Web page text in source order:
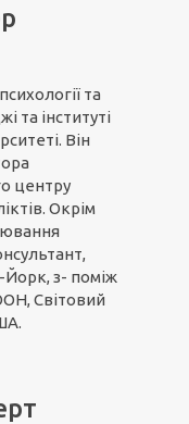
та
та інституті
Він
центру
Окрім
з- поміж
Світовий